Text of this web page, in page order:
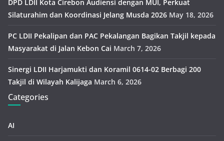
DPD LDII Kota Cirebon Audiensi dengan MUI, Perkuat
Silaturahim dan Koordinasi Jelang Musda 2026 May 18, 2026
PC LDII Pekalipan dan PAC Pekalangan Bagikan Takjil kepada
Masyarakat di Jalan Kebon Cai March 7, 2026
Sinergi LDII Harjamukti dan Koramil 0614-02 Berbagi 200
Takjil di Wilayah Kalijaga March 6, 2026
Categories
AI